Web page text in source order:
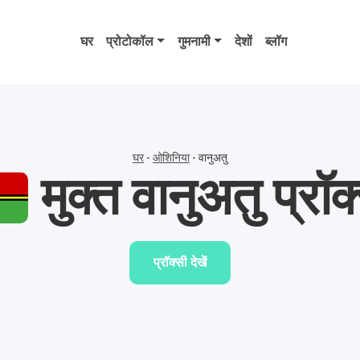
घर प्रोटोकॉल गुमनामी देशों ब्लॉग
घर- ओशिनिया- वानुअतु
मुक्त वानुअतु
प्रॉक्सी देखें